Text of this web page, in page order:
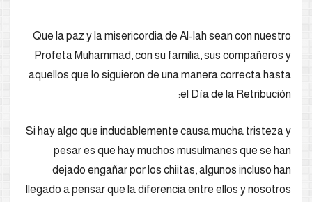
Que la paz y la misericordia de Al-lah sean con nuestro
Profeta Muhammad, con su familia, sus compañeros y
aquellos que lo siguieron de una manera correcta hasta
el Día de la Retribución:
Si hay algo que indudablemente causa mucha tristeza y
pesar es que hay muchos musulmanes que se han
dejado engañar por los chiitas, algunos incluso han
llegado a pensar que la diferencia entre ellos y nosotros